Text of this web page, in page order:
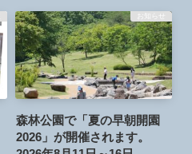
お知らせ
森林公園で「夏の早朝開園
2026」が開催されます。